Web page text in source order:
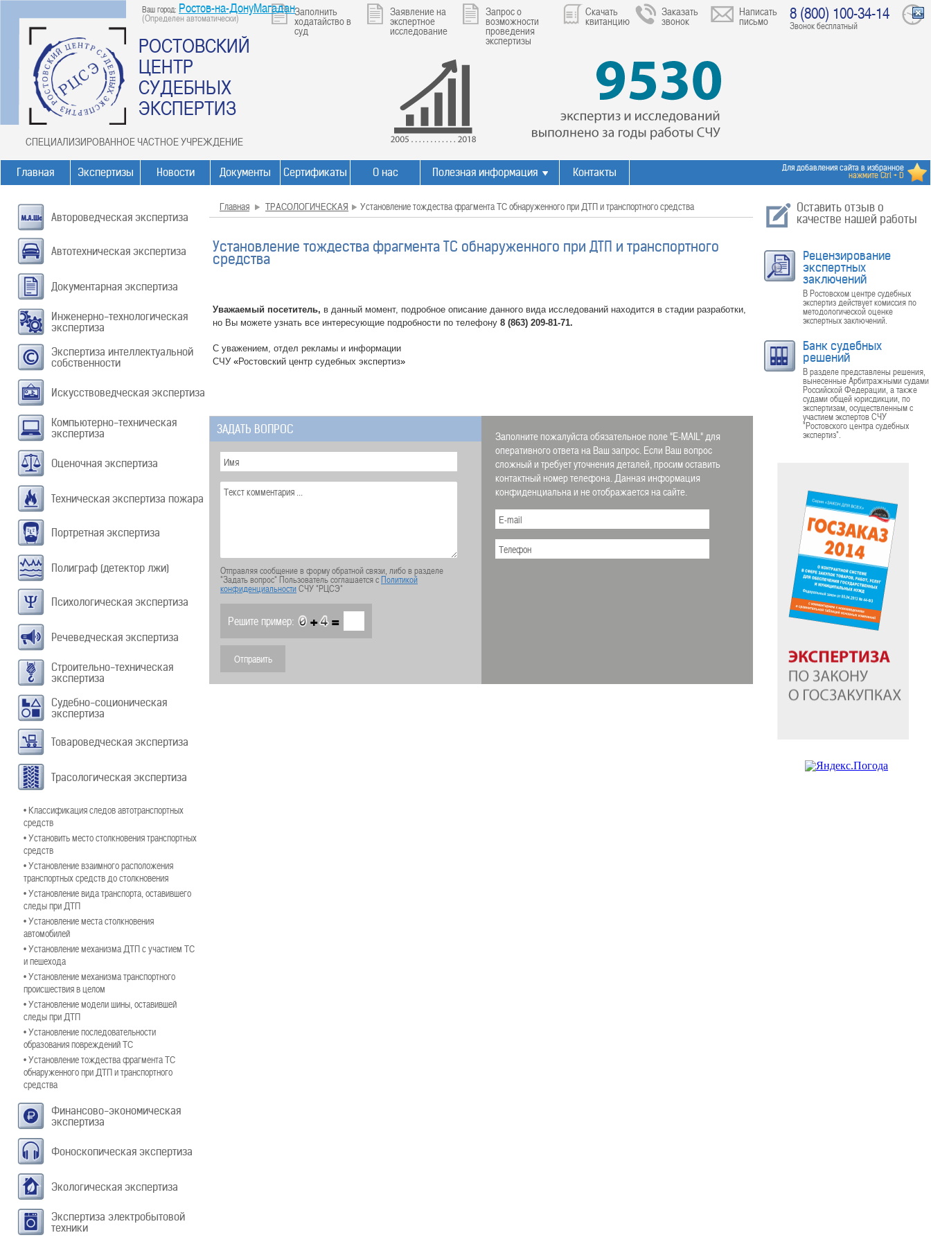
Ваш город: Ростов-на-ДонуМагадан
(Определен автоматически)
РОСТОВСКИЙ
ЦЕНТР
СУДЕБНЫХ
ЭКСПЕРТИЗ
СПЕЦИАЛИЗИРОВАННОЕ ЧАСТНОЕ УЧРЕЖДЕНИЕ
Заполнить
ходатайство в
суд
Заявление на
экспертное
исследование
Запрос о
возможности
проведения
экспертизы
Скачать
квитанцию
Заказать
звонок
Написать
письмо 8 (800) 100-34-14
Звонок бесплатный
Главная Экспертизы Новости Документы Сертификаты О нас Полезная информация Контакты Для добавления сайта в избранное
нажмите Ctrl + D
Автороведческая экспертиза
Автотехническая экспертиза
Документарная экспертиза
Инженерно-технологическая
экспертиза
Экспертиза интеллектуальной
собственности
Искусствоведческая экспертиза
Компьютерно-техническая
экспертиза
Оценочная экспертиза
Техническая экспертиза пожара
Портретная экспертиза
Полиграф (детектор лжи)
Психологическая экспертиза
Речеведческая экспертиза
Строительно-техническая
экспертиза
Судебно-соционическая
экспертиза
Товароведческая экспертиза
Трасологическая экспертиза
• Классификация следов автотранспортных
средств
• Установить место столкновения транспортных
средств
• Установление взаимного расположения
транспортных средств до столкновения
• Установление вида транспорта, оставившего
следы при ДТП
• Установление места столкновения
автомобилей
• Установление механизма ДТП с участием ТС
и пешехода
• Установление механизма транспортного
происшествия в целом
• Установление модели шины, оставившей
следы при ДТП
• Установление последовательности
образования повреждений ТС
• Установление тождества фрагмента ТС
обнаруженного при ДТП и транспортного
средства
Финансово-экономическая
экспертиза
Фоноскопическая экспертиза
Экологическая экспертиза
Экспертиза электробытовой
техники
Главная ТРАСОЛОГИЧЕСКАЯ Установление тождества фрагмента ТС обнаруженного при ДТП и транспортного средства
Установление тождества фрагмента ТС обнаруженного при ДТП и транспортного
средства
Уважаемый посетитель, в данный момент, подробное описание данного вида исследований находится в стадии разработки,
но Вы можете узнать все интересующие подробности по телефону 8 (863) 209-81-71.
С уважением, отдел рекламы и информации
СЧУ «Ростовский центр судебных экспертиз»
ЗАДАТЬ ВОПРОС
Отправляя сообщение в форму обратной связи, либо в разделе
"Задать вопрос" Пользователь соглашается сПолитикой
конфиденциальностиСЧУ "РЦСЭ"
Решите пример: + =
Заполните пожалуйста обязательное поле "E-MAIL" для
оперативного ответа на Ваш запрос. Если Ваш вопрос
сложный и требует уточнения деталей, просим оставить
контактный номер телефона. Данная информация
конфиденциальна и не отображается на сайте.
Оставить отзыв о
качестве нашей работы
Рецензирование
экспертных
заключений
В Ростовском центре судебных
экспертиз действует комиссия по
методологической оценке
экспертных заключений.
Банк судебных
решений
В разделе представлены решения,
вынесенные Арбитражными судами
Российской Федерации, а также
судами общей юрисдикции, по
экспертизам, осуществленным с
участием экспертов СЧУ
"Ростовского центра судебных
экспертиз".